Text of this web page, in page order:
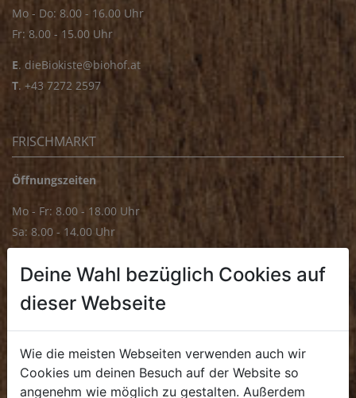
Mo - Do: 8.00 - 16.00 Uhr
Fr: 8.00 - 15.00 Uhr
E. dieBiokiste@biohof.at
T. +43 7272 2597
FRISCHMARKT
Öffnungszeiten
Mo - Fr: 8.00 - 18.00 Uhr
Sa: 8.00 - 14.00 Uhr
Mo - Fr: 8.00 - 16.00 Uhr
. +43 7272 4859 70
Deine Wahl bezüglich Cookies auf
dieser Webseite
Wie die meisten Webseiten verwenden auch wir
Cookies um deinen Besuch auf der Website so
angenehm wie möglich zu gestalten. Außerdem